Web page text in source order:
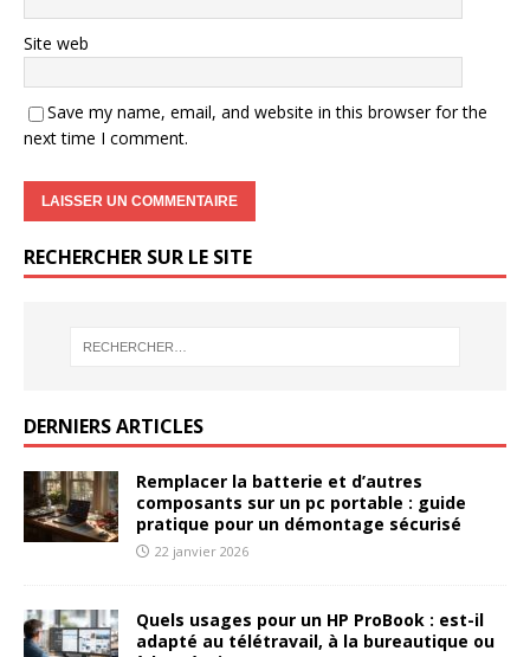
Site web
Save my name, email, and website in this browser for the
next time I comment.
RECHERCHER SUR LE SITE
DERNIERS ARTICLES
Remplacer la batterie et d’autres
composants sur un pc portable : guide
pratique pour un démontage sécurisé
22 janvier 2026
Quels usages pour un HP ProBook : est-il
adapté au télétravail, à la bureautique ou